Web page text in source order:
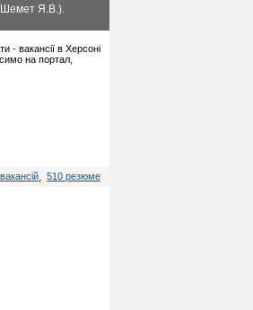
Шемет Я.В.).
- вакансії в Херсоні
на портал,
, 510 резюме